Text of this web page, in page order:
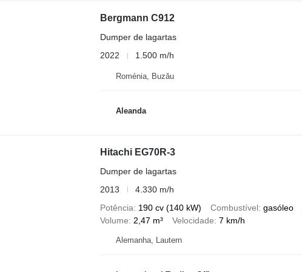
Bergmann C912
Dumper de lagartas
2022
1.500 m/h
Roménia, Buzău
Aleanda
Hitachi EG70R-3
Dumper de lagartas
2013
4.330 m/h
Potência
190 cv (140 kW) Combustível gasóleo
Volume
2,47 m³ Velocidade 7 km/h
Alemanha, Lautern